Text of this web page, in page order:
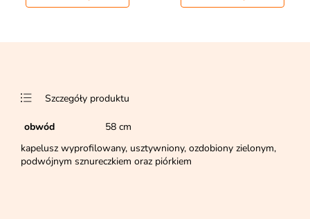
Szczegóły produktu
obwód
58 cm
kapelusz wyprofilowany, usztywniony, ozdobiony zielonym,
podwójnym sznureczkiem oraz piórkiem